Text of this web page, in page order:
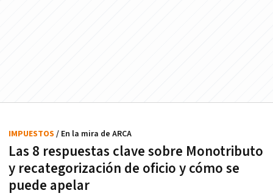
Las 8 respuestas clave sobre Monotributo
y recategorización de oficio y cómo se
puede apelar
IMPUESTOS / En la mira de ARCA